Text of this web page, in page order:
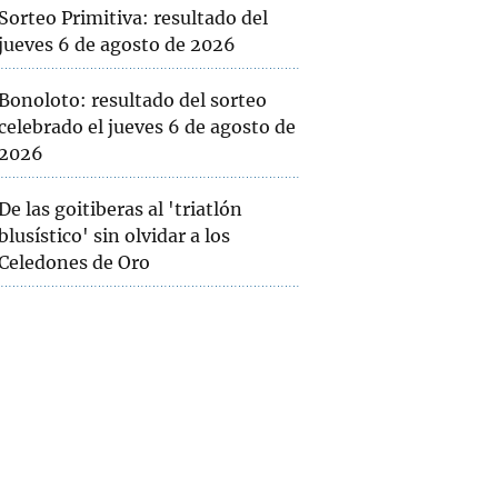
Sorteo Primitiva: resultado del
6 de agosto de 2026
resultado del sorteo
el jueves 6 de agosto de
las goitiberas al 'triatlón
sin olvidar a los
de Oro